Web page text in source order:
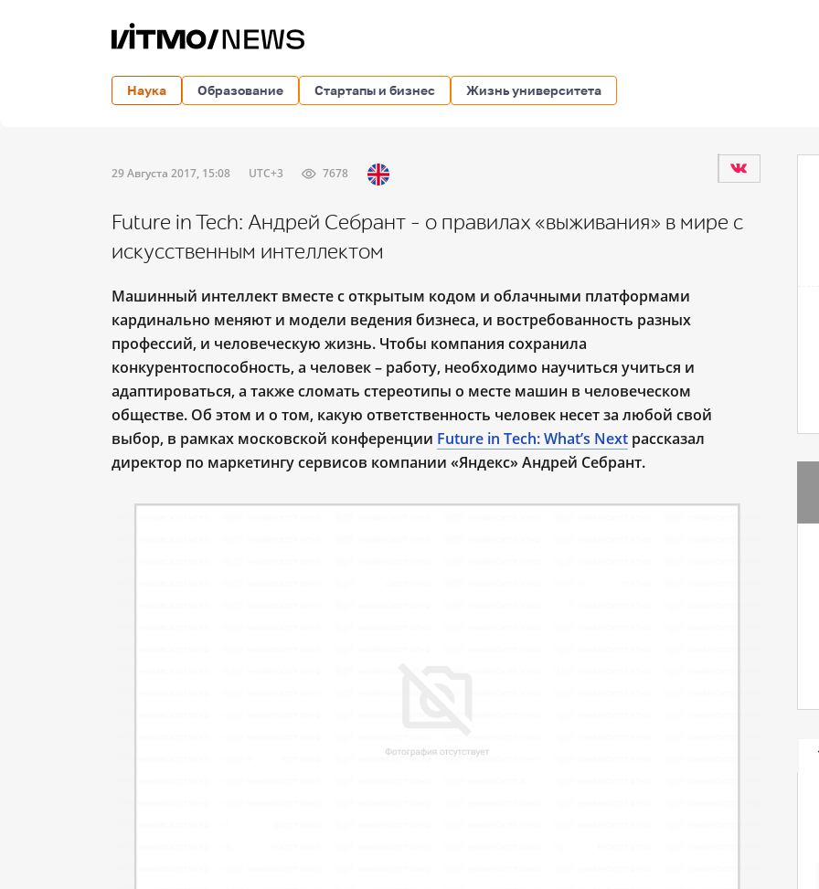
Наука Образование Стартапы и бизнес Жизнь университета
29 Августа 2017, 15:08 UTC+3 7678
Future in Tech: Андрей Себрант – о правилах «выживания» в мире с
искусственным интеллектом
Машинный интеллект вместе с открытым кодом и облачными платформами
кардинально меняют и модели ведения бизнеса, и востребованность разных
профессий, и человеческую жизнь. Чтобы компания сохранила
конкурентоспособность, а человек – работу, необходимо научиться учиться и
адаптироваться, а также сломать стереотипы о месте машин в человеческом
обществе. Об этом и о том, какую ответственность человек несет за любой свой
выбор, в рамках московской конференции Future in Tech: What’s Next рассказал
директор по маркетингу сервисов компании «Яндекс» Андрей Себрант.